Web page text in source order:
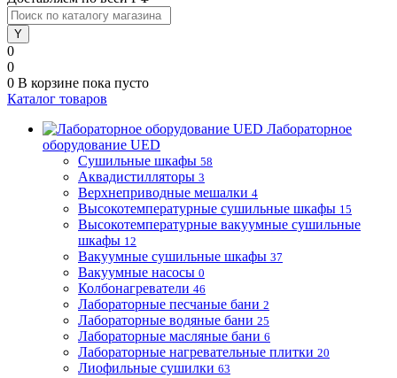
0
0
0 В корзине пока пусто
Каталог товаров
Лабораторное
оборудование UED
Сушильные шкафы 58
Аквадистилляторы 3
Верхнеприводные мешалки 4
Высокотемпературные сушильные шкафы 15
Высокотемпературные вакуумные сушильные
шкафы 12
Вакуумные сушильные шкафы 37
Вакуумные насосы 0
Колбонагреватели 46
Лабораторные песчаные бани 2
Лабораторные водяные бани 25
Лабораторные масляные бани 6
Лабораторные нагревательные плитки 20
Лиофильные сушилки 63